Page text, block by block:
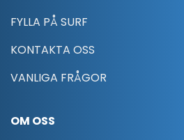
FYLLA PÅ SURF
KONTAKTA OSS
VANLIGA FRÅGOR
OM OSS